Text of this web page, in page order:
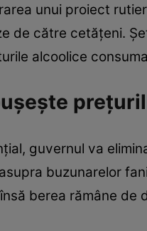
unui proiect
de către cetățeni.
alcoolice
guvernul va
buzunarelor
berea rămâne